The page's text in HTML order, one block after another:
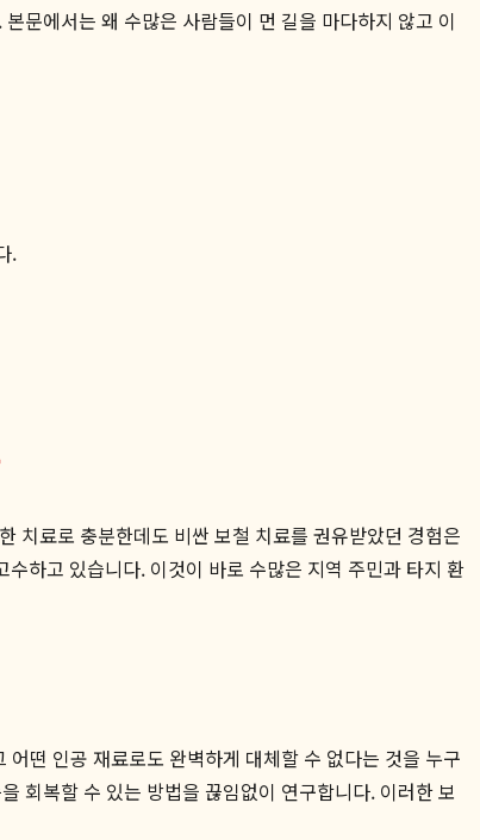
문에서는 왜 수많은 사람들이 먼 길을 마다하지 않고 이
.
치료로 충분한데도 비싼 보철 치료를 권유받았던 경험은
하고 있습니다. 이것이 바로 수많은 지역 주민과 타지 환
떤 인공 재료로도 완벽하게 대체할 수 없다는 것을 누구
회복할 수 있는 방법을 끊임없이 연구합니다. 이러한 보